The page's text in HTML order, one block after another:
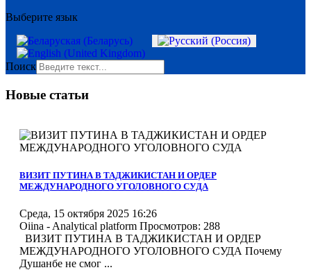
Выберите язык
Поиск
Новые статьи
ВИЗИТ ПУТИНА В ТАДЖИКИСТАН И ОРДЕР
МЕЖДУНАРОДНОГО УГОЛОВНОГО СУДА
Среда, 15 октября 2025 16:26
Oiina - Analytical platform Просмотров: 288
ВИЗИТ ПУТИНА В ТАДЖИКИСТАН И ОРДЕР
МЕЖДУНАРОДНОГО УГОЛОВНОГО СУДА Почему
Душанбе не смог ...